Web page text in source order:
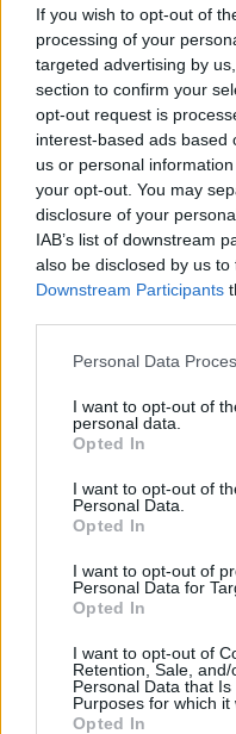
If you wish to opt-out of
processing of your
targeted advertising by
section to confirm your
opt-out request is
interest-based ads based
us or personal
your opt-out. You may
disclosure of your
IAB’s list of downstream
also be disclosed by us
Downstream Participants
Personal Data
I want to opt-out of
personal data.
Opted In
I want to opt-out of
Personal Data.
Opted In
I want to opt-out of
Personal Data for
Opted In
I want to opt-out of
Retention, Sale,
Personal Data that
Purposes for which it
Opted In
CotiArte
Noviembre 17, 2016
XXXII
en Antigua
municipios permanecerá